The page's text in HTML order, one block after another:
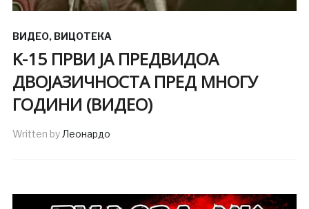
ВИДЕО, ВИЦОТЕКА
K-15 ПРВИ ЈА ПРЕДВИДОА
ДВОЈАЗИЧНОСТА ПРЕД МНОГУ
ГОДИНИ (ВИДЕО)
Written byЛеонардо